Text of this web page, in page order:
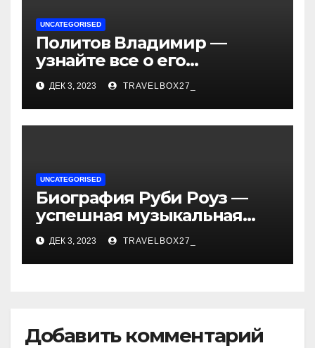
UNCATEGORISED
Политов Владимир —
узнайте все о его
биографии, возрасте и
впечатляющих
достижениях!
ДЕК 3, 2023 TRAVELBOX27_
UNCATEGORISED
Биография Руби Роуз —
успешная музыкальная
карьера, личная жизнь и
знаковые достижения
ДЕК 3, 2023 TRAVELBOX27_
Добавить комментарий